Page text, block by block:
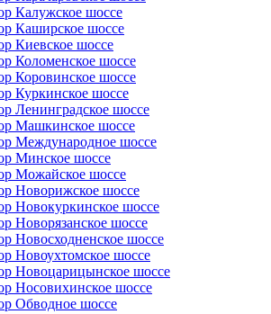
Калужское шоссе
Каширское шоссе
Киевское шоссе
Коломенское шоссе
Коровинское шоссе
Куркинское шоссе
Ленинградское шоссе
Машкинское шоссе
Международное шоссе
Минское шоссе
Можайское шоссе
Новорижское шоссе
Новокуркинское шоссе
Новорязанское шоссе
Новосходненское шоссе
Новоухтомское шоссе
Новоцарицынское шоссе
Носовихинское шоссе
Обводное шоссе